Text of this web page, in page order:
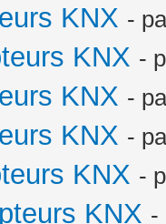
KNX -
KNX -
KNX -
KNX -
KNX -
KNX -